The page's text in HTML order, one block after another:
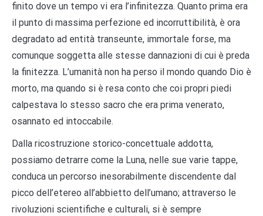
finito dove un tempo vi era l’infinitezza. Quanto prima era
il punto di massima perfezione ed incorruttibilità, è ora
degradato ad entità transeunte, immortale forse, ma
comunque soggetta alle stesse dannazioni di cui è preda
la finitezza. L’umanità non ha perso il mondo quando Dio è
morto, ma quando si è resa conto che coi propri piedi
calpestava lo stesso sacro che era prima venerato,
osannato ed intoccabile.
Dalla ricostruzione storico-concettuale addotta,
possiamo detrarre come la Luna, nelle sue varie tappe,
conduca un percorso inesorabilmente discendente dal
picco dell’etereo all’abbietto dell’umano; attraverso le
rivoluzioni scientifiche e culturali, si è sempre